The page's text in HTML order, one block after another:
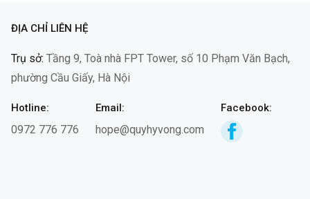
ĐỊA CHỈ LIÊN HỆ
Trụ sở: Tầng 9, Toà nhà FPT Tower, số 10 Phạm Văn Bạch,
phường Cầu Giấy, Hà Nội
Hotline:
0972 776 776
Email:
hope@quyhyvong.com
Facebook: